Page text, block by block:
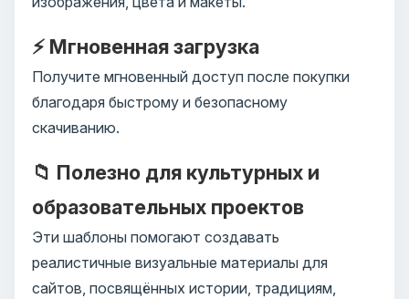
⚡ Мгновенная загрузка
Получите мгновенный доступ после покупки
благодаря быстрому и безопасному
скачиванию.
📁 Полезно для культурных и
образовательных проектов
Эти шаблоны помогают создавать
реалистичные визуальные материалы для
сайтов, посвящённых истории, традициям,